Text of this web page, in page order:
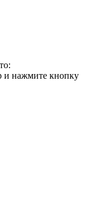
и нажмите кнопку